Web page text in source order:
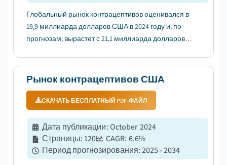
Глобальный рынок контрацептивов оценивался в
19,9 миллиарда долларов США в 2024 году и, по
прогнозам, вырастет с 21,1 миллиарда долларов
Рынок контрацептивов США
СКАЧАТЬ БЕСПЛАТНЫЙ PDF-ФАЙЛ
Дата публикации:October 2024
Страницы:120 CAGR: 6.6%
Период прогнозирования:2025 - 2034